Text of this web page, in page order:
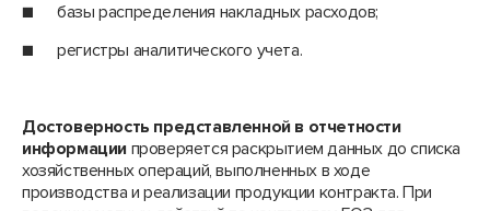
■ базы распределения накладных расходов;
■ регистры аналитического учета.
Достоверность представленной в отчетности
информации проверяется раскрытием данных до списка
хозяйственных операций, выполненных в ходе
производства и реализации продукции контракта. При